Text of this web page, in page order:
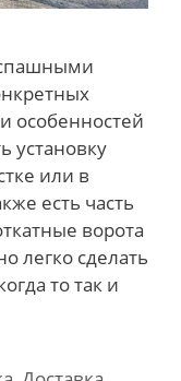
особенностей
установку
или в
есть часть
ворота
легко сделать
то так и